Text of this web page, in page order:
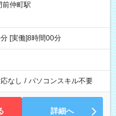
前仲町駅
[実働]8時間00分
なし / パソコンスキル不要
詳細へ